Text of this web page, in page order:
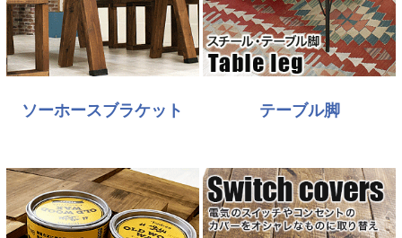
ソーホースブラケット テーブル脚